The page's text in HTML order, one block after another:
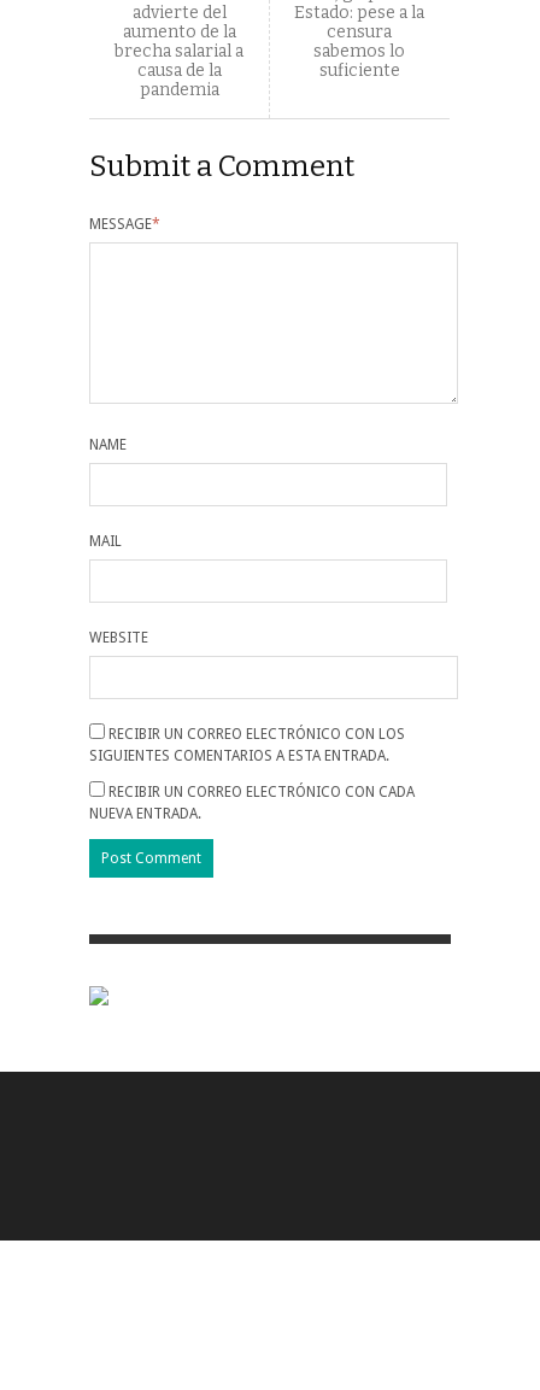
advierte del
aumento de la
brecha salarial a
causa de la
pandemia
Estado: pese a la
censura
sabemos lo
suficiente
Submit a Comment
MESSAGE*
NAME
MAIL
WEBSITE
RECIBIR UN CORREO ELECTRÓNICO CON LOS
SIGUIENTES COMENTARIOS A ESTA ENTRADA.
RECIBIR UN CORREO ELECTRÓNICO CON CADA
NUEVA ENTRADA.